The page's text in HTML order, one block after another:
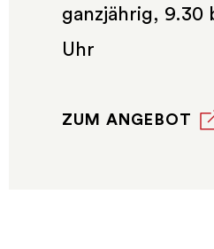
ganzjährig, 9.30
Uhr
ZUM ANGEBOT